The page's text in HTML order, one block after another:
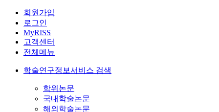
회원가입
로그인
MyRISS
고객센터
전체메뉴
학술연구정보서비스 검색
학위논문
국내학술논문
해외학술논문